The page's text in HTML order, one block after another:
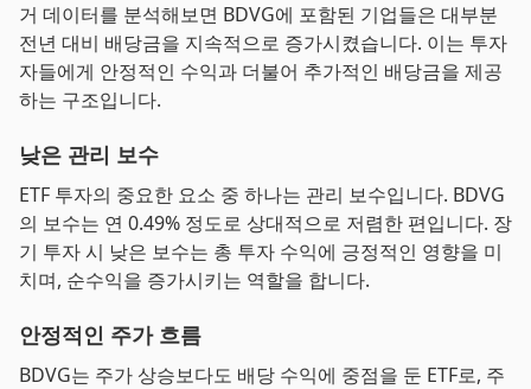
거 데이터를 분석해보면 BDVG에 포함된 기업들은 대부분
전년 대비 배당금을 지속적으로 증가시켰습니다. 이는 투자
자들에게 안정적인 수익과 더불어 추가적인 배당금을 제공
하는 구조입니다.
낮은 관리 보수
ETF 투자의 중요한 요소 중 하나는 관리 보수입니다. BDVG
의 보수는 연 0.49% 정도로 상대적으로 저렴한 편입니다. 장
기 투자 시 낮은 보수는 총 투자 수익에 긍정적인 영향을 미
치며, 순수익을 증가시키는 역할을 합니다.
안정적인 주가 흐름
BDVG는 주가 상승보다도 배당 수익에 중점을 둔 ETF로, 주